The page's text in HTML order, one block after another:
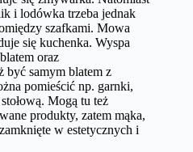
i lodówka trzeba jednak
szafkami. Mowa
się kuchenka. Wyspa
oraz
samym blatem z
pomieścić np. garnki,
Mogą tu też
produkty, zatem mąka,
w estetycznych i